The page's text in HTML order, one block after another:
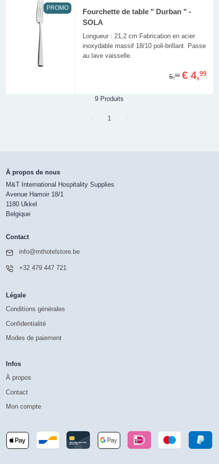
PROMO
Fourchette de table " Durban " -
SOLA
Longueur : 21,2 cm Fabrication en acier
inoxydable massif 18/10 poli-brillant. Passe
au lave vaisselle.
5,99 € 4,99
9 Produits
Page
1
À propos de nous
M&T International Hospitality Supplies
Avenue Hamoir 18/1
1180 Ukkel
Belgique
Contact
info@mthotelstore.be
+32 479 447 721
Légale
Conditions générales
Confidentialité
Modes de paiement
Infos
À propos
Contact
Mon compte